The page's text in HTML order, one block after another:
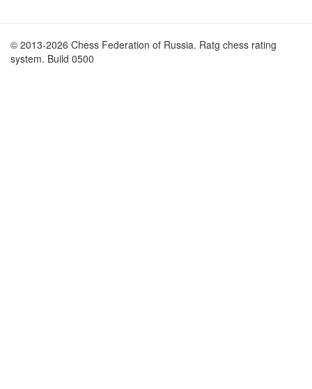
© 2013-2026 Chess Federation of Russia. Ratg chess rating
system. Build 0500